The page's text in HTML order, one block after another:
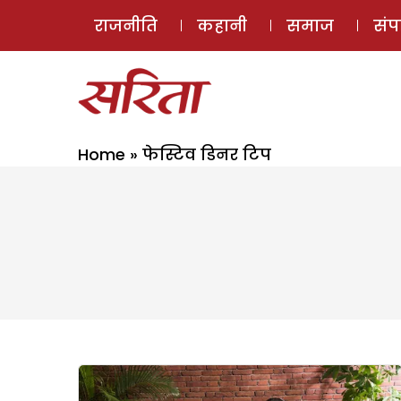
राजनीति कहानी समाज
Home » फेस्टिव डिनर टिप